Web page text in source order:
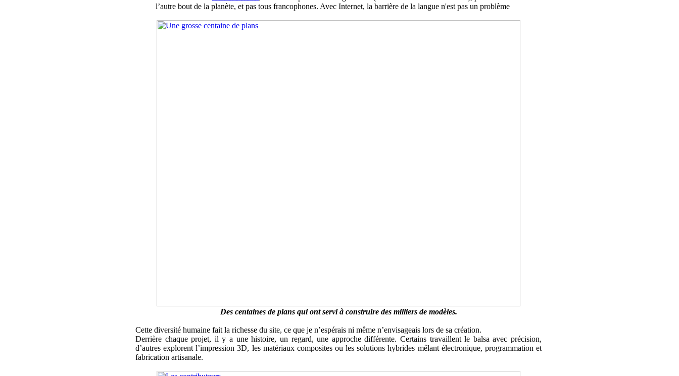
l’autre bout de la planète, et pas tous francophones. Avec Internet, la barrière de la langue n'est pas un problème
Des centaines de plans qui ont servi à construire des milliers de modèles.
Cette diversité humaine fait la richesse du site, ce que je n’espérais ni même n’envisageais lors de sa création.
Derrière chaque projet, il y a une histoire, un regard, une approche différente. Certains travaillent le balsa avec précision,
d’autres explorent l’impression 3D, les matériaux composites ou les solutions hybrides mêlant électronique, programmation et
fabrication artisanale.